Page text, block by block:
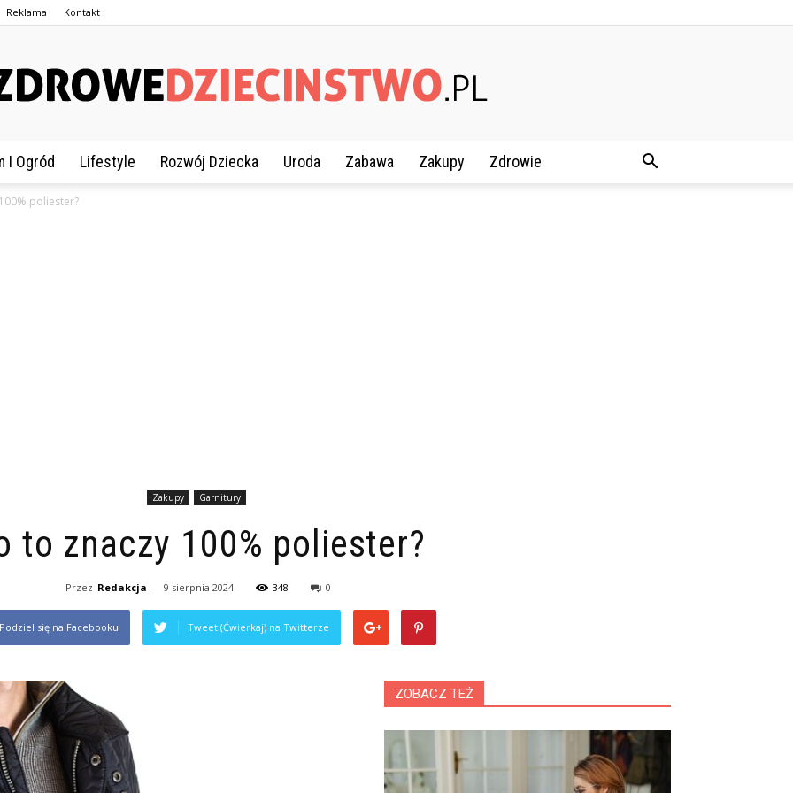
Reklama Kontakt
ZdroweDziecinstwo.pl
I Ogród Lifestyle Rozwój Dziecka Uroda Zabawa Zakupy Zdrowie
poliester?
Zakupy Garnitury
to znaczy 100% poliester?
Przez Redakcja - 9 sierpnia 2024 348 0
się na Facebooku Tweet (Ćwierkaj) na Twitterze
ZOBACZ TEŻ